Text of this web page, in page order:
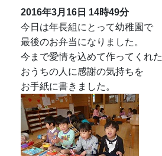
2016年3月16日 14時49分
今日は年長組にとって幼稚園で
最後のお弁当になりました。
今まで愛情を込めて作ってくれた
おうちの人に感謝の気持ちを
お手紙に書きました。